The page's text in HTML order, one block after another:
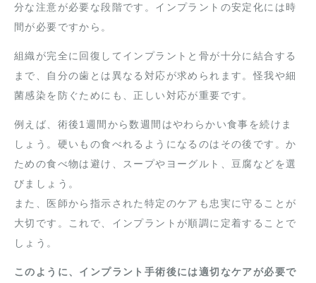
分な注意が必要な段階です。インプラントの安定化には時
間が必要ですから。
組織が完全に回復してインプラントと骨が十分に結合する
まで、自分の歯とは異なる対応が求められます。怪我や細
菌感染を防ぐためにも、正しい対応が重要です。
例えば、術後1週間から数週間はやわらかい食事を続けま
しょう。硬いもの食べれるようになるのはその後です。か
ための食べ物は避け、スープやヨーグルト、豆腐などを選
びましょう。
また、医師から指示された特定のケアも忠実に守ることが
大切です。これで、インプラントが順調に定着することで
しょう。
このように、インプラント手術後には適切なケアが必要で